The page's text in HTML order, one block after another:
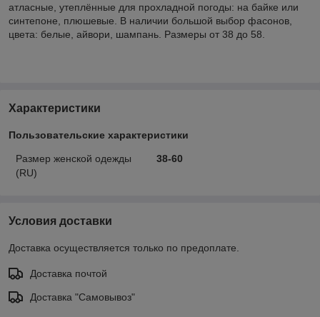
атласные, утеплённые для прохладной погоды: на байке или
синтепоне, плюшевые. В наличии большой выбор фасонов,
цвета: белые, айвори, шампань. Размеры от 38 до 58.
Характеристики
Пользовательские характеристики
Размер женской одежды
(RU)
38-60
Условия доставки
Доставка осуществляется только по предоплате.
Доставка почтой
Доставка "Самовывоз"